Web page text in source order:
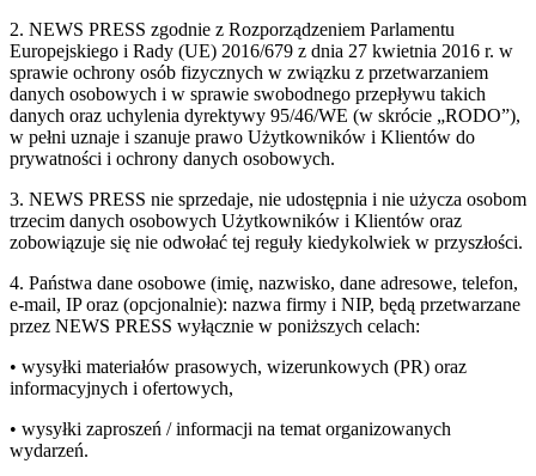
2. NEWS PRESS zgodnie z Rozporządzeniem Parlamentu
Europejskiego i Rady (UE) 2016/679 z dnia 27 kwietnia 2016 r. w
sprawie ochrony osób fizycznych w związku z przetwarzaniem
danych osobowych i w sprawie swobodnego przepływu takich
danych oraz uchylenia dyrektywy 95/46/WE (w skrócie „RODO”),
w pełni uznaje i szanuje prawo Użytkowników i Klientów do
prywatności i ochrony danych osobowych.
3. NEWS PRESS nie sprzedaje, nie udostępnia i nie użycza osobom
trzecim danych osobowych Użytkowników i Klientów oraz
zobowiązuje się nie odwołać tej reguły kiedykolwiek w przyszłości.
4. Państwa dane osobowe (imię, nazwisko, dane adresowe, telefon,
e-mail, IP oraz (opcjonalnie): nazwa firmy i NIP, będą przetwarzane
przez NEWS PRESS wyłącznie w poniższych celach:
• wysyłki materiałów prasowych, wizerunkowych (PR) oraz
informacyjnych i ofertowych,
• wysyłki zaproszeń / informacji na temat organizowanych
wydarzeń.